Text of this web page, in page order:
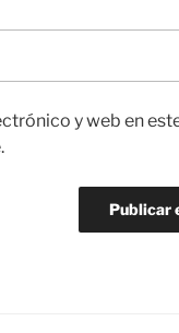
y web en